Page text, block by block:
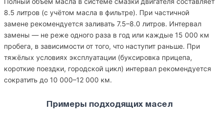
8.5 литров (с учётом масла в фильтре). При частичной
замене рекомендуется заливать 7.5–8.0 литров. Интервал
замены — не реже одного раза в год или каждые 15 000 км
пробега, в зависимости от того, что наступит раньше. При
тяжёлых условиях эксплуатации (буксировка прицепа,
короткие поездки, городской цикл) интервал рекомендуется
сократить до 10 000–12 000 км.
Примеры подходящих масел